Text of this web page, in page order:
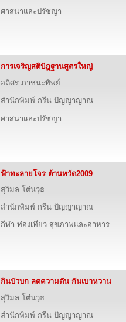
ศาสนาและปรัชญา
การเจริญสติปัฎฐานสูตรใหญ่
อดิศร ภาชนะทิพย์
สำนักพิมพ์ กรีน ปัญญาญาณ
ศาสนาและปรัชญา
ฟ้าทะลายโจร ต้านหวัด2009
สุวิมล โต่นวุธ
สำนักพิมพ์ กรีน ปัญญาญาณ
กีฬา ท่องเที่ยว สุขภาพและอาหาร
กินบัวบก ลดความดัน กันเบาหวาน
สุวิมล โต่นวุธ
สำนักพิมพ์ กรีน ปัญญาญาณ